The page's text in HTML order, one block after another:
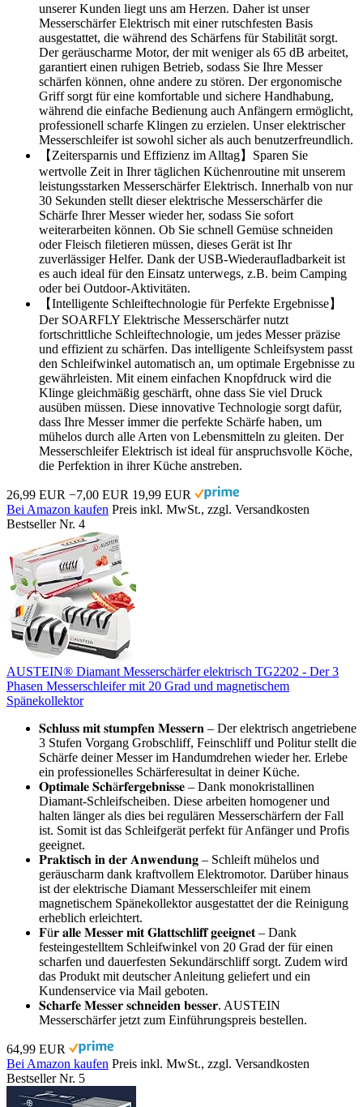
unserer Kunden liegt uns am Herzen. Daher ist unser
Messerschärfer Elektrisch mit einer rutschfesten Basis
ausgestattet, die während des Schärfens für Stabilität sorgt.
Der geräuscharme Motor, der mit weniger als 65 dB arbeitet,
garantiert einen ruhigen Betrieb, sodass Sie Ihre Messer
schärfen können, ohne andere zu stören. Der ergonomische
Griff sorgt für eine komfortable und sichere Handhabung,
während die einfache Bedienung auch Anfängern ermöglicht,
professionell scharfe Klingen zu erzielen. Unser elektrischer
Messerschleifer ist sowohl sicher als auch benutzerfreundlich.
【Zeitersparnis und Effizienz im Alltag】Sparen Sie
wertvolle Zeit in Ihrer täglichen Küchenroutine mit unserem
leistungsstarken Messerschärfer Elektrisch. Innerhalb von nur
30 Sekunden stellt dieser elektrische Messerschärfer die
Schärfe Ihrer Messer wieder her, sodass Sie sofort
weiterarbeiten können. Ob Sie schnell Gemüse schneiden
oder Fleisch filetieren müssen, dieses Gerät ist Ihr
zuverlässiger Helfer. Dank der USB-Wiederaufladbarkeit ist
es auch ideal für den Einsatz unterwegs, z.B. beim Camping
oder bei Outdoor-Aktivitäten.
【Intelligente Schleiftechnologie für Perfekte Ergebnisse】
Der SOARFLY Elektrische Messerschärfer nutzt
fortschrittliche Schleiftechnologie, um jedes Messer präzise
und effizient zu schärfen. Das intelligente Schleifsystem passt
den Schleifwinkel automatisch an, um optimale Ergebnisse zu
gewährleisten. Mit einem einfachen Knopfdruck wird die
Klinge gleichmäßig geschärft, ohne dass Sie viel Druck
ausüben müssen. Diese innovative Technologie sorgt dafür,
dass Ihre Messer immer die perfekte Schärfe haben, um
mühelos durch alle Arten von Lebensmitteln zu gleiten. Der
Messerschleifer Elektrisch ist ideal für anspruchsvolle Köche,
die Perfektion in ihrer Küche anstreben.
26,99 EUR −7,00 EUR 19,99 EUR
Bei Amazon kaufen Preis inkl. MwSt., zzgl. Versandkosten
Bestseller Nr. 4
AUSTEIN® Diamant Messerschärfer elektrisch TG2202 - Der 3
Phasen Messerschleifer mit 20 Grad und magnetischem
Spänekollektor
𝐒𝐜𝐡𝐥𝐮𝐬𝐬 𝐦𝐢𝐭 𝐬𝐭𝐮𝐦𝐩𝐟𝐞𝐧 𝐌𝐞𝐬𝐬𝐞𝐫𝐧 – Der elektrisch angetriebene
3 Stufen Vorgang Grobschliff, Feinschliff und Politur stellt die
Schärfe deiner Messer im Handumdrehen wieder her. Erlebe
ein professionelles Schärferesultat in deiner Küche.
𝐎𝐩𝐭𝐢𝐦𝐚𝐥𝐞 𝐒𝐜𝐡ä𝐫𝐟𝐞𝐫𝐠𝐞𝐛𝐧𝐢𝐬𝐬𝐞 – Dank monokristallinen
Diamant-Schleifscheiben. Diese arbeiten homogener und
halten länger als dies bei regulären Messerschärfern der Fall
ist. Somit ist das Schleifgerät perfekt für Anfänger und Profis
geeignet.
𝐏𝐫𝐚𝐤𝐭𝐢𝐬𝐜𝐡 𝐢𝐧 𝐝𝐞𝐫 𝐀𝐧𝐰𝐞𝐧𝐝𝐮𝐧𝐠 – Schleift mühelos und
geräuscharm dank kraftvollem Elektromotor. Darüber hinaus
ist der elektrische Diamant Messerschleifer mit einem
magnetischem Spänekollektor ausgestattet der die Reinigung
erheblich erleichtert.
𝐅ü𝐫 𝐚𝐥𝐥𝐞 𝐌𝐞𝐬𝐬𝐞𝐫 𝐦𝐢𝐭 𝐆𝐥𝐚𝐭𝐭𝐬𝐜𝐡𝐥𝐢𝐟𝐟 𝐠𝐞𝐞𝐢𝐠𝐧𝐞𝐭 – Dank
festeingestelltem Schleifwinkel von 20 Grad der für einen
scharfen und dauerfesten Sekundärschliff sorgt. Zudem wird
das Produkt mit deutscher Anleitung geliefert und ein
Kundenservice via Mail geboten.
𝐒𝐜𝐡𝐚𝐫𝐟𝐞 𝐌𝐞𝐬𝐬𝐞𝐫 𝐬𝐜𝐡𝐧𝐞𝐢𝐝𝐞𝐧 𝐛𝐞𝐬𝐬𝐞𝐫. AUSTEIN
Messerschärfer jetzt zum Einführungspreis bestellen.
64,99 EUR
Bei Amazon kaufen Preis inkl. MwSt., zzgl. Versandkosten
Bestseller Nr. 5